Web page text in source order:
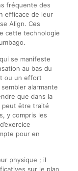
fréquente des
efficace de leur
Align. Ces
cette technologie
se manifeste
au bas du
ou un effort
alarmante
que dans la
peut être traité
y compris les
pour en
physique ; il
sur le plan